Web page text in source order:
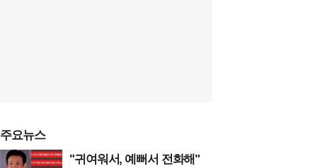
주요뉴스
"귀여워서, 예뻐서 전화해"